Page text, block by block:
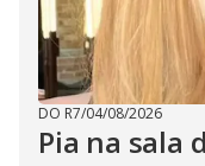
DO R7/04/08/2026
Pia na sala